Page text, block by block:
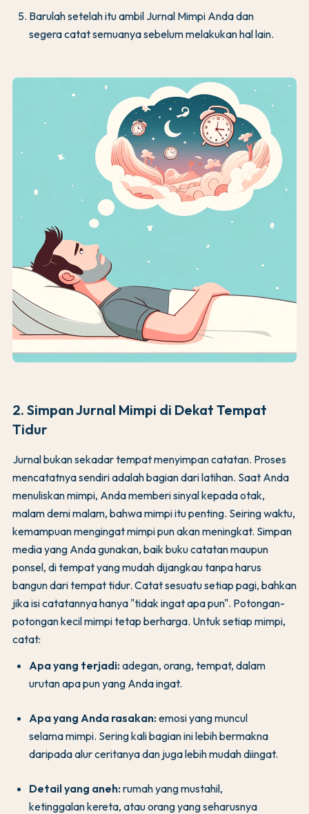
Barulah setelah itu ambil Jurnal Mimpi Anda dan
segera catat semuanya sebelum melakukan hal lain.
2. Simpan Jurnal Mimpi di Dekat Tempat
Tidur
Jurnal bukan sekadar tempat menyimpan catatan. Proses
mencatatnya sendiri adalah bagian dari latihan. Saat Anda
menuliskan mimpi, Anda memberi sinyal kepada otak,
malam demi malam, bahwa mimpi itu penting. Seiring waktu,
kemampuan mengingat mimpi pun akan meningkat. Simpan
media yang Anda gunakan, baik buku catatan maupun
ponsel, di tempat yang mudah dijangkau tanpa harus
bangun dari tempat tidur. Catat sesuatu setiap pagi, bahkan
jika isi catatannya hanya "tidak ingat apa pun". Potongan-
potongan kecil mimpi tetap berharga. Untuk setiap mimpi,
catat:
Apa yang terjadi:adegan, orang, tempat, dalam
urutan apa pun yang Anda ingat.
Apa yang Anda rasakan:emosi yang muncul
selama mimpi. Sering kali bagian ini lebih bermakna
daripada alur ceritanya dan juga lebih mudah diingat.
Detail yang aneh:rumah yang mustahil,
ketinggalan kereta, atau orang yang seharusnya